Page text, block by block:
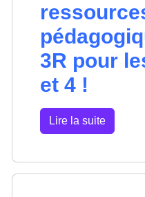
3R pour
et 4 !
Lire la suite